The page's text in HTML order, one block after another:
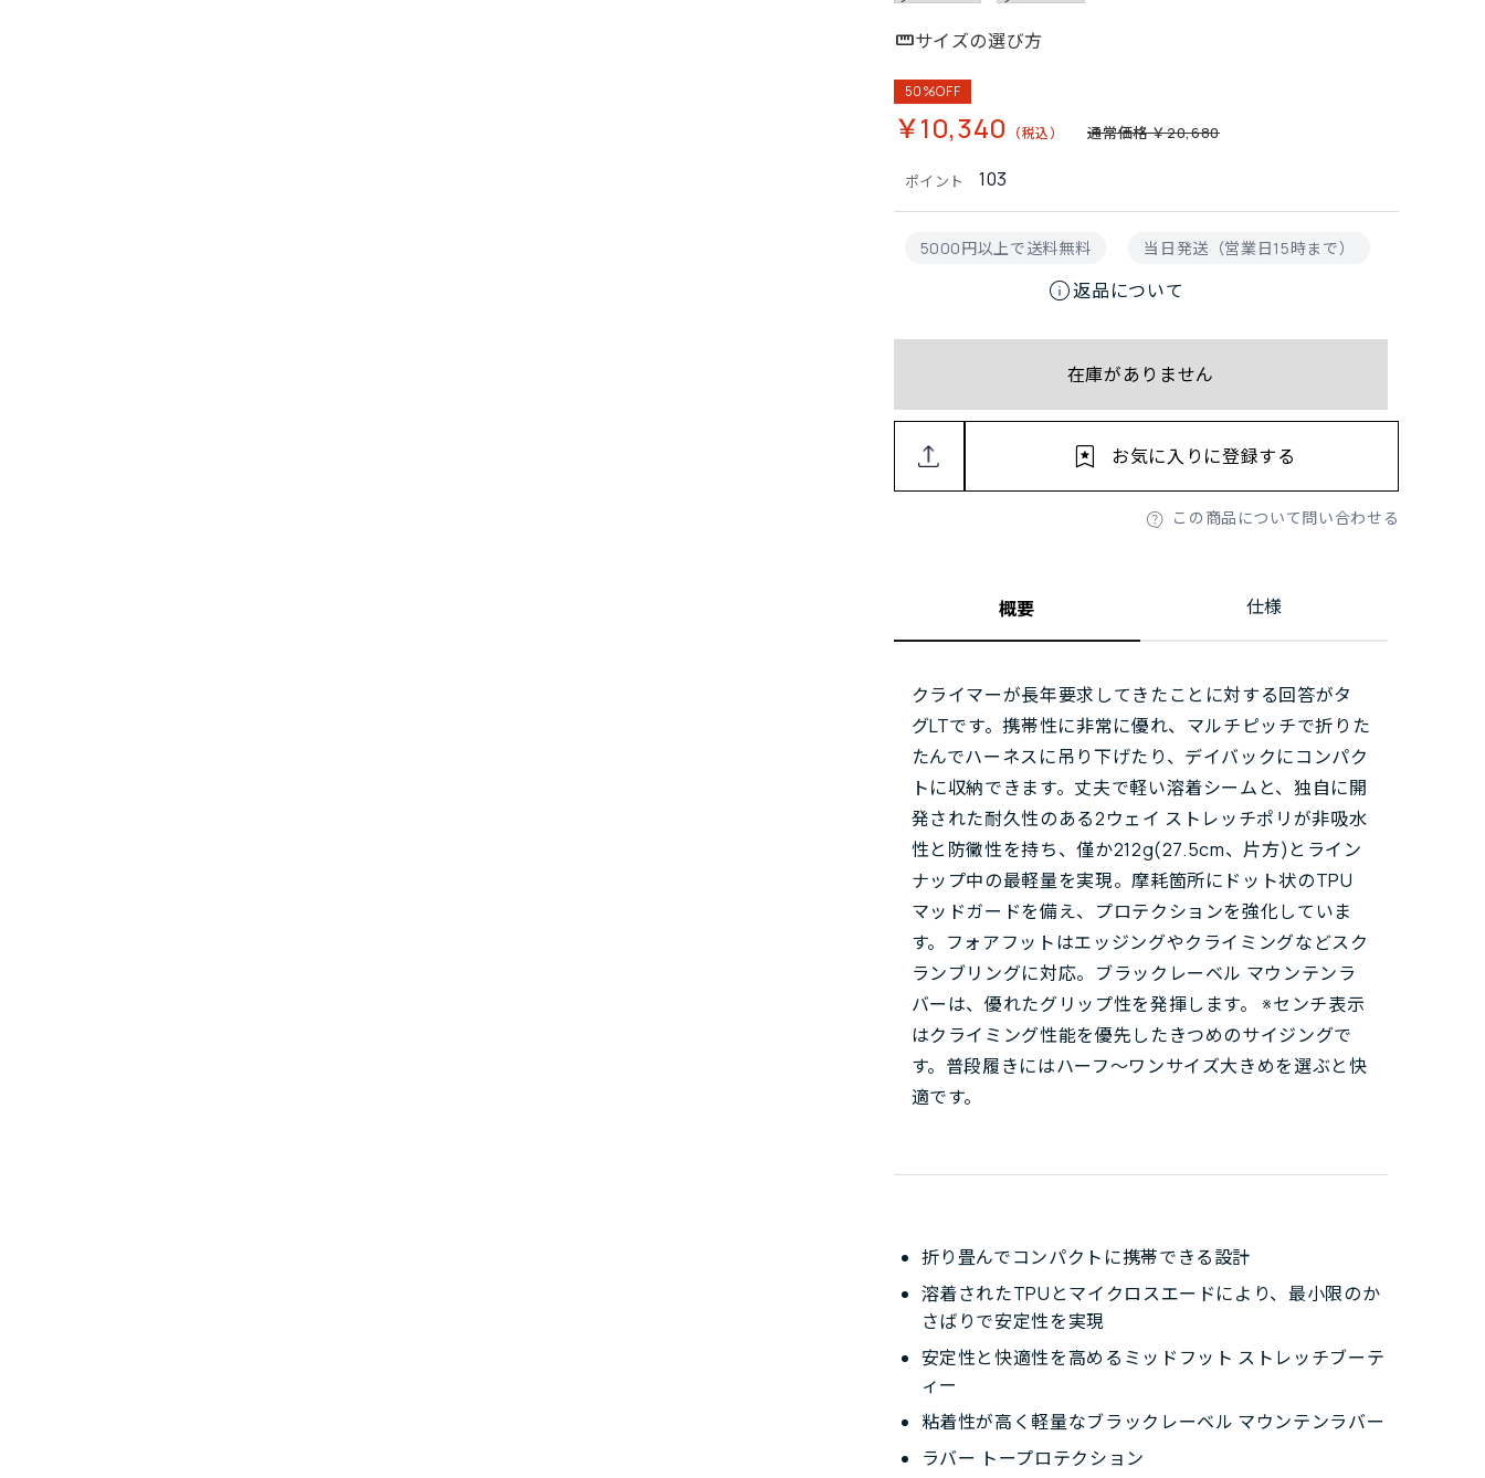
ポイント 103
サイズの選び方
5000円以上で送料無料 当日発送（営業日15時まで）
info返品について
50%OFF
￥10,340 通常価格 ￥20,680
在庫がありません
この商品について問い合わせる
お気に入りに登録する
概要 仕様
クライマーが長年要求してきたことに対する回答がタ
グLTです。携帯性に非常に優れ、マルチピッチで折りた
たんでハーネスに吊り下げたり、デイバックにコンパク
トに収納できます。丈夫で軽い溶着シームと、独自に開
発された耐久性のある2ウェイ ストレッチポリが非吸水
性と防黴性を持ち、僅か212g(27.5cm、片方)とライン
ナップ中の最軽量を実現。摩耗箇所にドット状のTPU
マッドガードを備え、プロテクションを強化していま
す。フォアフットはエッジングやクライミングなどスク
ランブリングに対応。ブラックレーベル マウンテンラ
バーは、優れたグリップ性を発揮します。 ※センチ表示
はクライミング性能を優先したきつめのサイジングで
す。普段履きにはハーフ～ワンサイズ大きめを選ぶと快
適です。
折り畳んでコンパクトに携帯できる設計
溶着されたTPUとマイクロスエードにより、最小限のか
さばりで安定性を実現
安定性と快適性を高めるミッドフット ストレッチブーテ
ィー
粘着性が高く軽量なブラックレーベル マウンテンラバー
ラバー トープロテクション